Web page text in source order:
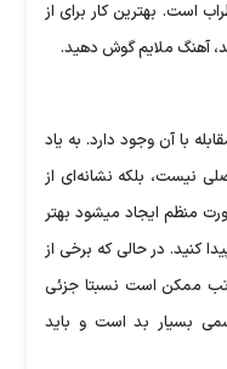
است. بهترین کار برای از
آهنگ ملایم گوش دهید.
با آن وجود دارد. به یاد
نیست، بلکه نشانه‌ای از
منظم ایجاد میشود بهتر
کنید. در حالی که برخی از
تب ممکن است نسبتا جزئی
بسیار بد است و باید